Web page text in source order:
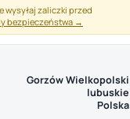
wysyłaj zaliczki przed
bezpieczeństwa →
Gorzów Wielkopolski
lubuskie
Polska